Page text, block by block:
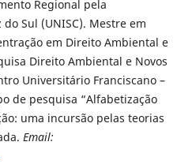
Regional pela
Sul (UNISC). Mestre em
em Direito Ambiental e
Direito Ambiental e Novos
Universitário Franciscano –
de pesquisa “Alfabetização
uma incursão pelas teorias
Email: